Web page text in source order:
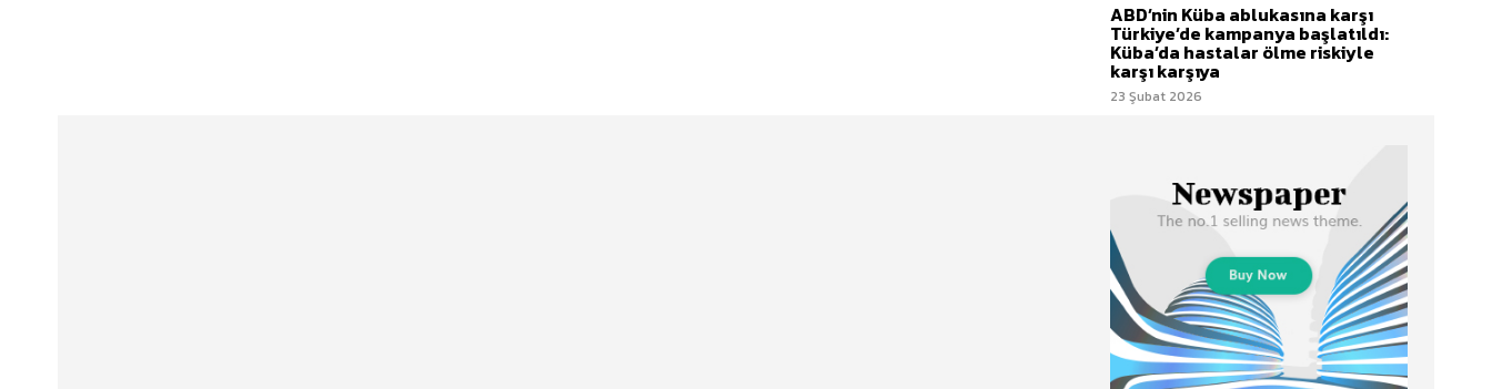
ABD’nin Küba ablukasına karşı
Türkiye’de kampanya başlatıldı:
Küba’da hastalar ölme riskiyle
karşı karşıya
23 Şubat 2026